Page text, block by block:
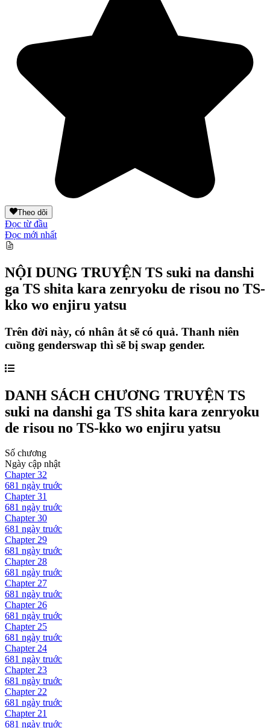
Theo dõi
Đọc từ đầu
Đọc mới nhất
NỘI DUNG TRUYỆN TS suki na danshi
ga TS shita kara zenryoku de risou no TS-
kko wo enjiru yatsu
Trên đời này, có nhân ắt sẽ có quả. Thanh niên
cuồng genderswap thì sẽ bị swap gender.
DANH SÁCH CHƯƠNG TRUYỆN TS
suki na danshi ga TS shita kara zenryoku
de risou no TS-kko wo enjiru yatsu
Số chương
Ngày cập nhật
Chapter32
681 ngày truớc
Chapter31
681 ngày truớc
Chapter30
681 ngày truớc
Chapter29
681 ngày truớc
Chapter28
681 ngày truớc
Chapter27
681 ngày truớc
Chapter26
681 ngày truớc
Chapter25
681 ngày truớc
Chapter24
681 ngày truớc
Chapter23
681 ngày truớc
Chapter22
681 ngày truớc
Chapter21
681 ngày truớc